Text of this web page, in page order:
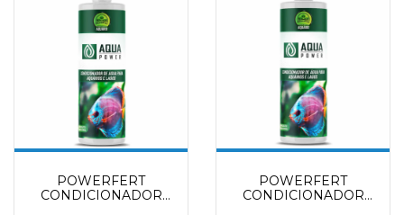
POWERFERT
CONDICIONADOR
POWERFERT
CONDICIONADOR